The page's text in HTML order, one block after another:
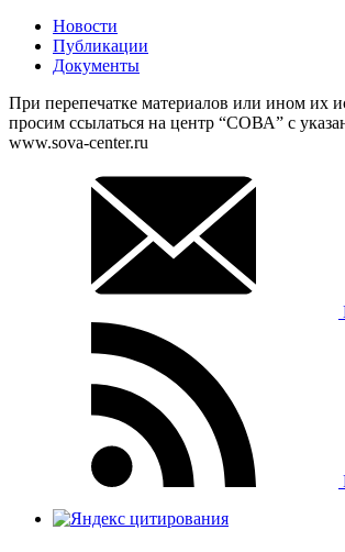
Новости
Публикации
Документы
При перепечатке материалов или ином их
просим ссылаться на центр “СОВА” с
www.sova-center.ru